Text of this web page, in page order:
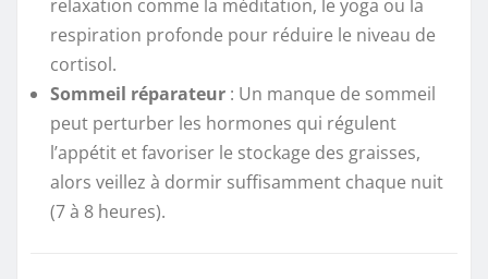
relaxation comme la méditation, le yoga ou la
respiration profonde pour réduire le niveau de
cortisol.
Sommeil réparateur : Un manque de sommeil
peut perturber les hormones qui régulent
l’appétit et favoriser le stockage des graisses,
alors veillez à dormir suffisamment chaque nuit
(7 à 8 heures).